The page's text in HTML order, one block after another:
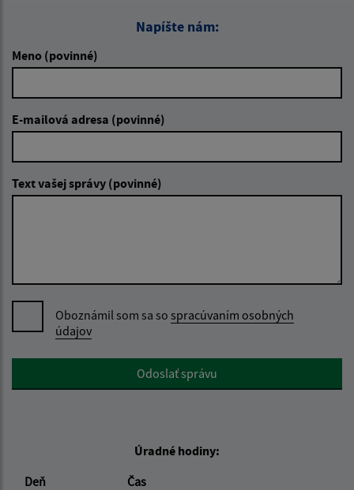
Napíšte nám:
Meno (povinné)
E-mailová adresa (povinné)
Text vašej správy (povinné)
Oboznámil som sa so spracúvaním osobných
údajov
Google reCaptcha ResponseOdoslať správu
Úradné hodiny:
Deň
Čas